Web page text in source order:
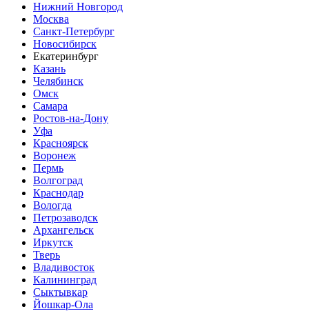
Нижний Новгород
Москва
Санкт-Петербург
Новосибирск
Екатеринбург
Казань
Челябинск
Омск
Самара
Ростов-на-Дону
Уфа
Красноярск
Воронеж
Пермь
Волгоград
Краснодар
Вологда
Петрозаводск
Архангельск
Иркутск
Тверь
Владивосток
Калининград
Сыктывкар
Йошкар-Ола